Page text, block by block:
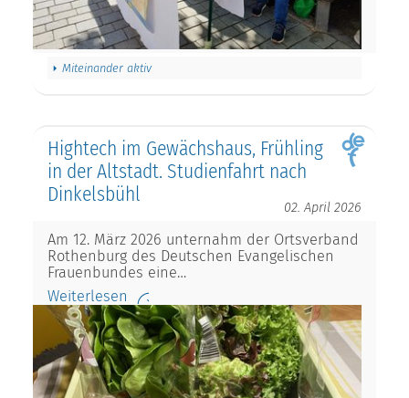
Miteinander aktiv
Hightech im Gewächshaus, Frühling
in der Altstadt. Studienfahrt nach
Dinkelsbühl
02. April 2026
Am 12. März 2026 unternahm der Ortsverband
Rothenburg des Deutschen Evangelischen
Frauenbundes eine…
Weiterlesen